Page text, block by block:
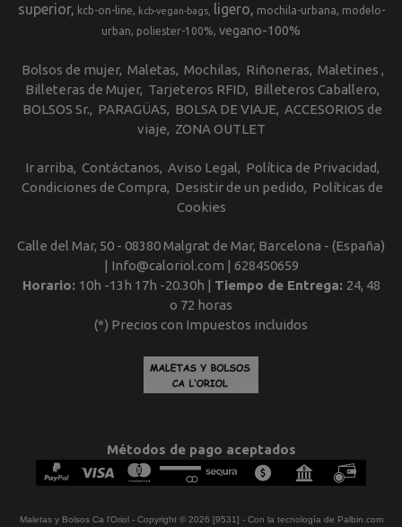
superior
kcb-on-line kcb-vegan-bags ligero mochila-urbana
modelo-
urban
poliester-100% vegano-100%
Bolsos de mujer Maletas Mochilas Riñoneras Maletines
Billeteras de Mujer Tarjeteros RFID
Billeteros Caballero
BOLSOS Sr.
PARAGÜAS BOLSA DE VIAJE ACCESORIOS de
viaje
ZONA OUTLET
Ir arriba Contáctanos Aviso Legal
Política de Privacidad
Condiciones de Compra
Desistir de un pedido
Políticas de
Cookies
Calle del Mar, 50 - 08380 Malgrat de Mar, Barcelona - (España)
| Info@caloriol.com | 628450659
Horario: 10h -13h 17h -20.30h | Tiempo de Entrega: 24, 48
o 72 horas
(*) Precios con Impuestos incluidos
Métodos de pago aceptados
Maletas y Bolsos Ca l'Oriol - Copyright © 2026 [9531] - Con la tecnología de Palbin.com